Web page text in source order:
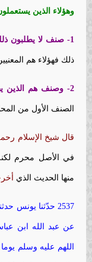
وهؤلاء الذين
1- صنف لا يطلبون
ذلك فهؤلاء هم
2- وصنف هم الذين
الصنف الأول من
قال شيخ الإسلام رحمه
في الأصل محرم
منها الحديث الذي
2537 حدّثنا يونس حدثنا ليث عن
عن عبد الله ابن
اللهم عليه وسلم